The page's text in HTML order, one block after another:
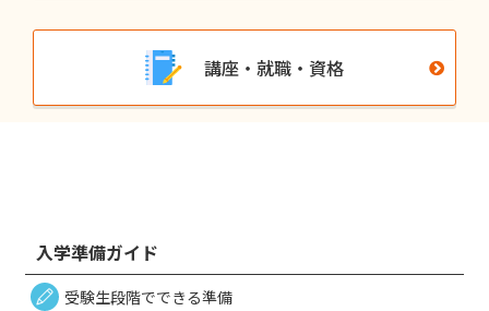
講座・就職・資格
入学準備ガイド
受験生段階でできる準備